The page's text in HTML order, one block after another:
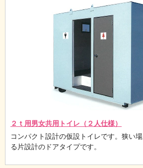
２ｔ用男女共用トイレ（２人仕様）
コンパクト設計の仮設トイレです。狭い
る片設計のドアタイプです。